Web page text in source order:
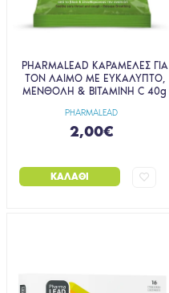
PHARMALEAD
PHARMALEAD ΚΑΡΑΜΕΛΕΣ ΓΙΑ
ΤΟΝ ΛΑΙΜΟ ΜΕ ΕΥΚΑΛΥΠΤΟ,
ΜΕΝΘΟΛΗ & ΒΙΤΑΜΙΝΗ C 40g
2,00€
ΚΑΛΆΘΙ